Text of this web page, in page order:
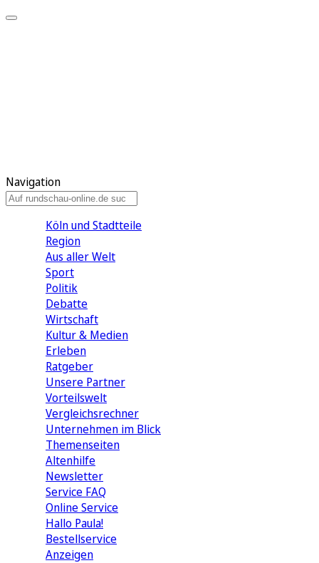
Navigation
Köln und Stadtteile
Region
Aus aller Welt
Sport
Politik
Debatte
Wirtschaft
Kultur & Medien
Erleben
Ratgeber
Unsere Partner
Vorteilswelt
Vergleichsrechner
Unternehmen im Blick
Themenseiten
Altenhilfe
Newsletter
Service FAQ
Online Service
Hallo Paula!
Bestellservice
Anzeigen